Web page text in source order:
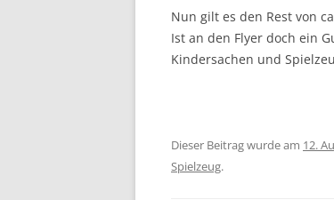
Nun gilt es den Rest von
Ist an den Flyer doch ein
Kindersachen und
Dieser Beitrag wurde am 12.
Spielzeug.